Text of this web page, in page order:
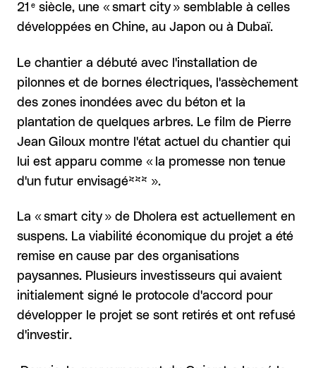
21 e siècle, une « smart city » semblable à celles
développées en Chine, au Japon ou à Dubaï.
Le chantier a débuté avec l'installation de
pilonnes et de bornes électriques, l'assèchement
des zones inondées avec du béton et la
plantation de quelques arbres. Le film de Pierre
Jean Giloux montre l'état actuel du chantier qui
lui est apparu comme « la promesse non tenue
d'un futur envisagé*** ».
La « smart city » de Dholera est actuellement en
suspens. La viabilité économique du projet a été
remise en cause par des organisations
paysannes. Plusieurs investisseurs qui avaient
initialement signé le protocole d'accord pour
développer le projet se sont retirés et ont refusé
d'investir.